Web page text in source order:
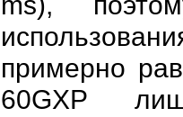
примерно
60GXP